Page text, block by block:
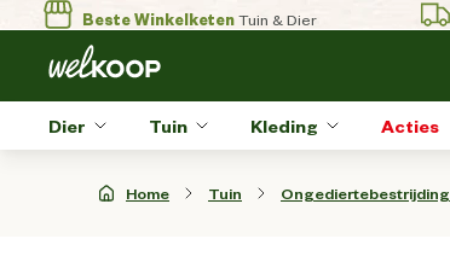
Beste WinkelketenTuin & Dier
Dier Tuin Kleding Acties
Home Tuin Ongediertebestrijding